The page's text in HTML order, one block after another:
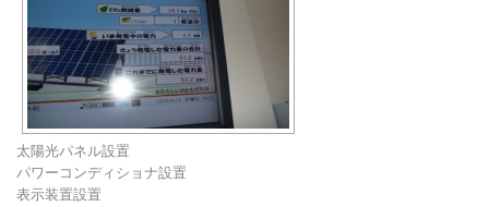
太陽光パネル設置
パワーコンディショナ設置
表示装置設置